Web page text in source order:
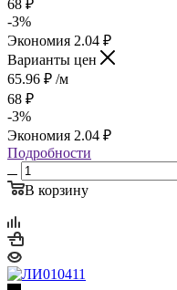
68 ₽
-3%
Экономия 2.04 ₽
Варианты цен
65.96 ₽ /м
68 ₽
-3%
Экономия 2.04 ₽
Подробности
В корзину